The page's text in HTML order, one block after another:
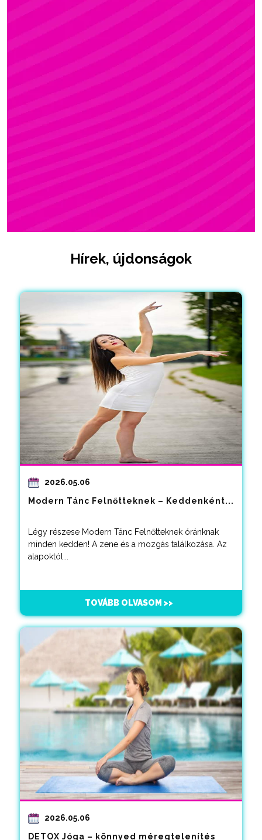
Hírek, újdonságok
2026.05.06
Modern Tánc Felnőtteknek – Keddenként...
Légy részese Modern Tánc Felnőtteknek óránknak
minden kedden! A zene és a mozgás találkozása. Az
alapoktól...
TOVÁBB OLVASOM >>
2026.05.06
DETOX Jóga – könnyed méregtelenítés